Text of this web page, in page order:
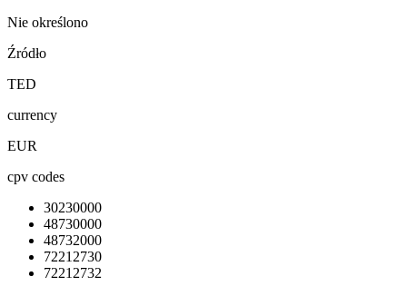
Nie określono
Źródło
TED
currency
EUR
cpv codes
30230000
48730000
48732000
72212730
72212732